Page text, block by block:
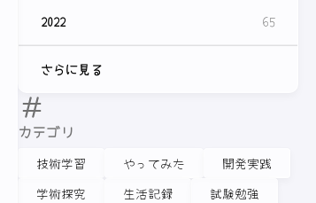
2022 65
さらに見る
カテゴリ
技術学習 やってみた
開発実践
学術探究
生活記録
試験勉強